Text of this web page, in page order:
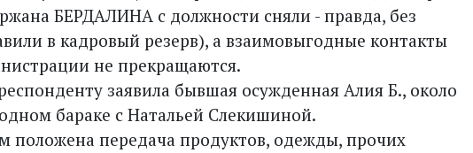
БЕРДАЛИНА с должности сняли - правда, без
в кадровый резерв), а взаимовыгодные контакты
не прекращаются.
заявила бывшая осужденная Алия Б., около
бараке с Натальей Слекишиной.
положена передача продуктов, одежды, прочих